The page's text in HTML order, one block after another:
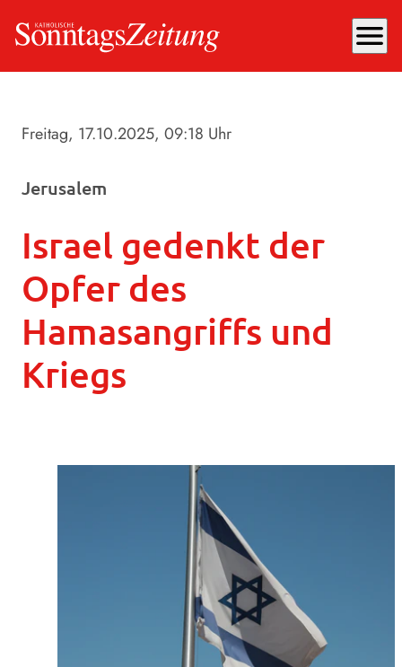
menu
Freitag, 17.10.2025, 09:18 Uhr
Jerusalem
Israel gedenkt der
Opfer des
Hamasangriffs und
Kriegs